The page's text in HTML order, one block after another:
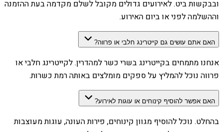
ובבקשות ביט. לאירועים גדולים מקובל לשלם מקדמה בעת ההזמנה
וההשלמה לפני או ביום האירוע.
האם אתם עושים גם קייטרינג חלבי או פרווה?
אנחנו מתמחים בקייטרינג בשרי כשר למהדרין. לקייטרינג חלבי או
פרווה נוכל להמליץ על ספקים מומלצים באותה רמת כשרות.
האם אפשר להוסיף קינוחים או עוגות לאירוע?
בהחלט. נוכל להוסיף מגוון קינוחים, פירות העונה, עוגות מעוצבות